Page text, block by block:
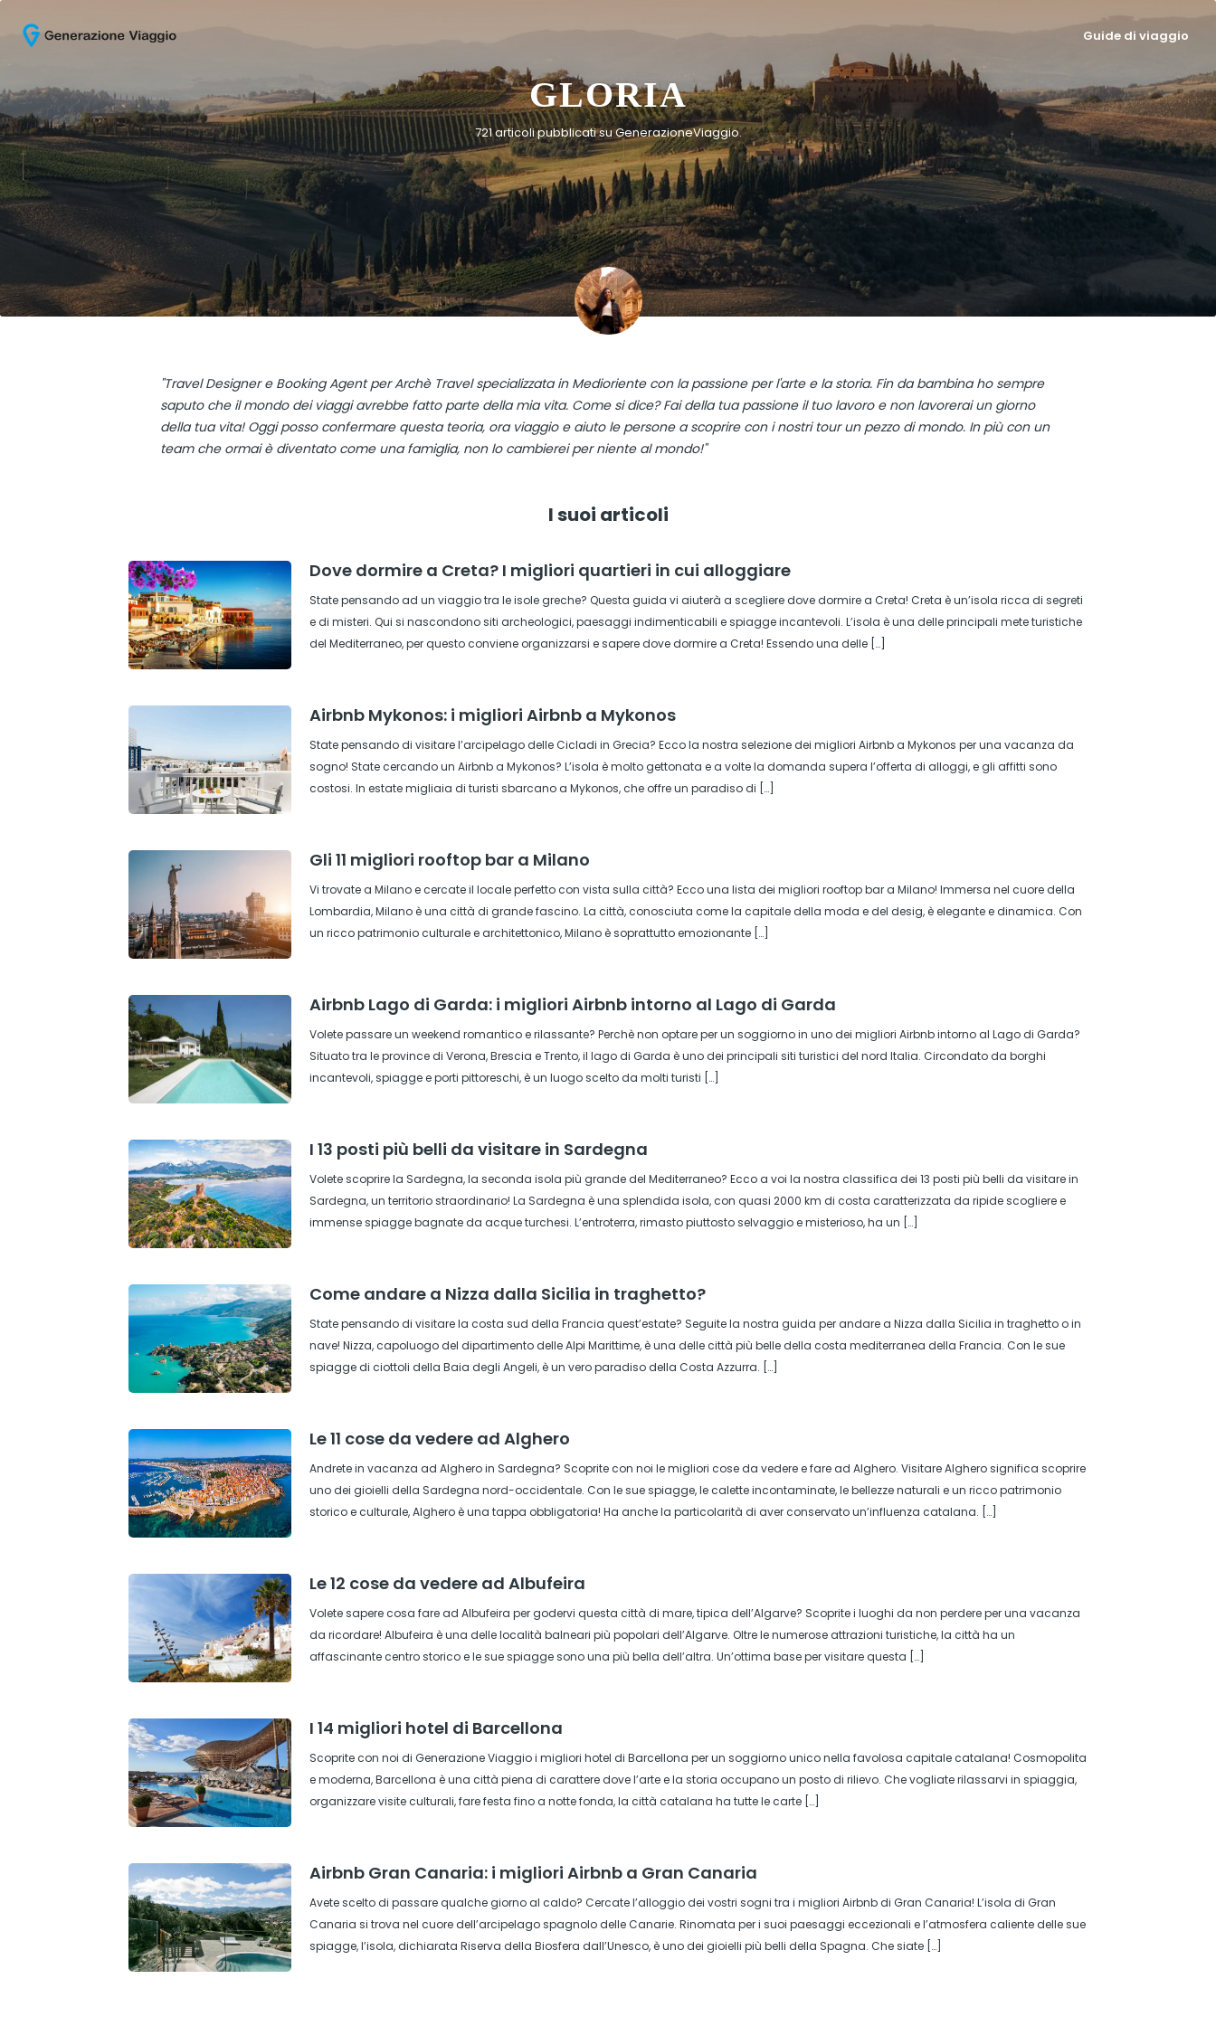
Guide di viaggio
GLORIA
721 articoli pubblicati su GenerazioneViaggio.
"Travel Designer e Booking Agent per Archè Travel specializzata in Medioriente con la passione per l'arte e la storia. Fin da bambina ho sempre
saputo che il mondo dei viaggi avrebbe fatto parte della mia vita. Come si dice? Fai della tua passione il tuo lavoro e non lavorerai un giorno
della tua vita! Oggi posso confermare questa teoria, ora viaggio e aiuto le persone a scoprire con i nostri tour un pezzo di mondo. In più con un
team che ormai è diventato come una famiglia, non lo cambierei per niente al mondo!"
I suoi articoli
Dove dormire a Creta? I migliori quartieri in cui alloggiare
State pensando ad un viaggio tra le isole greche? Questa guida vi aiuterà a scegliere dove dormire a Creta! Creta è un’isola ricca di segreti
e di misteri. Qui si nascondono siti archeologici, paesaggi indimenticabili e spiagge incantevoli. L’isola è una delle principali mete turistiche
del Mediterraneo, per questo conviene organizzarsi e sapere dove dormire a Creta! Essendo una delle […]
Airbnb Mykonos: i migliori Airbnb a Mykonos
State pensando di visitare l’arcipelago delle Cicladi in Grecia? Ecco la nostra selezione dei migliori Airbnb a Mykonos per una vacanza da
sogno! State cercando un Airbnb a Mykonos? L’isola è molto gettonata e a volte la domanda supera l’offerta di alloggi, e gli affitti sono
costosi. In estate migliaia di turisti sbarcano a Mykonos, che offre un paradiso di […]
Gli 11 migliori rooftop bar a Milano
Vi trovate a Milano e cercate il locale perfetto con vista sulla città? Ecco una lista dei migliori rooftop bar a Milano! Immersa nel cuore della
Lombardia, Milano è una città di grande fascino. La città, conosciuta come la capitale della moda e del desig, è elegante e dinamica. Con
un ricco patrimonio culturale e architettonico, Milano è soprattutto emozionante […]
Airbnb Lago di Garda: i migliori Airbnb intorno al Lago di Garda
Volete passare un weekend romantico e rilassante? Perchè non optare per un soggiorno in uno dei migliori Airbnb intorno al Lago di Garda?
Situato tra le province di Verona, Brescia e Trento, il lago di Garda è uno dei principali siti turistici del nord Italia. Circondato da borghi
incantevoli, spiagge e porti pittoreschi, è un luogo scelto da molti turisti […]
I 13 posti più belli da visitare in Sardegna
Volete scoprire la Sardegna, la seconda isola più grande del Mediterraneo? Ecco a voi la nostra classifica dei 13 posti più belli da visitare in
Sardegna, un territorio straordinario! La Sardegna è una splendida isola, con quasi 2000 km di costa caratterizzata da ripide scogliere e
immense spiagge bagnate da acque turchesi. L’entroterra, rimasto piuttosto selvaggio e misterioso, ha un […]
Come andare a Nizza dalla Sicilia in traghetto?
State pensando di visitare la costa sud della Francia quest’estate? Seguite la nostra guida per andare a Nizza dalla Sicilia in traghetto o in
nave! Nizza, capoluogo del dipartimento delle Alpi Marittime, è una delle città più belle della costa mediterranea della Francia. Con le sue
spiagge di ciottoli della Baia degli Angeli, è un vero paradiso della Costa Azzurra. […]
Le 11 cose da vedere ad Alghero
Andrete in vacanza ad Alghero in Sardegna? Scoprite con noi le migliori cose da vedere e fare ad Alghero. Visitare Alghero significa scoprire
uno dei gioielli della Sardegna nord-occidentale. Con le sue spiagge, le calette incontaminate, le bellezze naturali e un ricco patrimonio
storico e culturale, Alghero è una tappa obbligatoria! Ha anche la particolarità di aver conservato un’influenza catalana. […]
Le 12 cose da vedere ad Albufeira
Volete sapere cosa fare ad Albufeira per godervi questa città di mare, tipica dell’Algarve? Scoprite i luoghi da non perdere per una vacanza
da ricordare! Albufeira è una delle località balneari più popolari dell’Algarve. Oltre le numerose attrazioni turistiche, la città ha un
affascinante centro storico e le sue spiagge sono una più bella dell’altra. Un’ottima base per visitare questa […]
I 14 migliori hotel di Barcellona
Scoprite con noi di Generazione Viaggio i migliori hotel di Barcellona per un soggiorno unico nella favolosa capitale catalana! Cosmopolita
e moderna, Barcellona è una città piena di carattere dove l’arte e la storia occupano un posto di rilievo. Che vogliate rilassarvi in spiaggia,
organizzare visite culturali, fare festa fino a notte fonda, la città catalana ha tutte le carte […]
Airbnb Gran Canaria: i migliori Airbnb a Gran Canaria
Avete scelto di passare qualche giorno al caldo? Cercate l’alloggio dei vostri sogni tra i migliori Airbnb di Gran Canaria! L’isola di Gran
Canaria si trova nel cuore dell’arcipelago spagnolo delle Canarie. Rinomata per i suoi paesaggi eccezionali e l’atmosfera caliente delle sue
spiagge, l’isola, dichiarata Riserva della Biosfera dall’Unesco, è uno dei gioielli più belli della Spagna. Che siate […]